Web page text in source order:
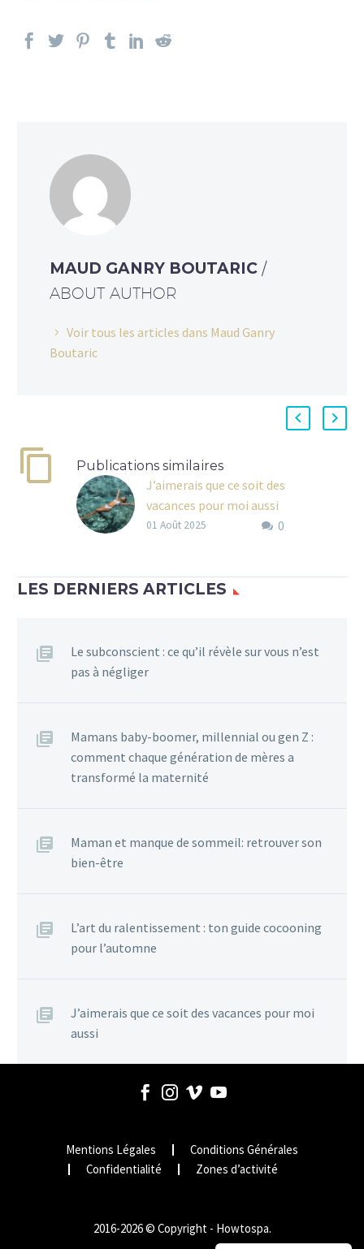
MAUD GANRY BOUTARIC /
ABOUT AUTHOR
Voir tous les articles dans Maud Ganry
Boutaric
Publications similaires
J’aimerais que ce soit des
vacances pour moi aussi
Comment retrouver sa
? L’été est souvent
0
01 Août 2025
LES DERNIERS ARTICLES
Le subconscient : ce qu’il révèle sur vous n’est
pas à négliger
Mamans baby-boomer, millennial ou gen Z :
comment chaque génération de mères a
transformé la maternité
Maman et manque de sommeil: retrouver son
bien-être
L’art du ralentissement : ton guide cocooning
pour l’automne
J’aimerais que ce soit des vacances pour moi
aussi
Mentions Légales
Conditions Générales
Confidentialité
Zones d’activité
2016-2026 © Copyright - Howtospa.